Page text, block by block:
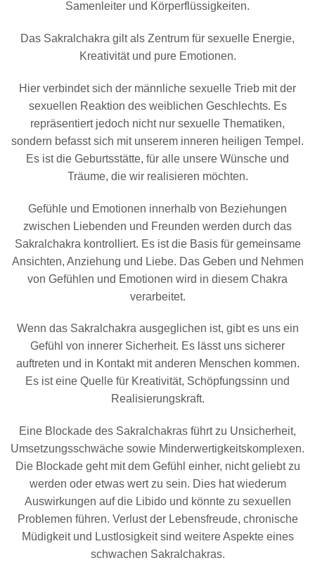
Samenleiter und Körperflüssigkeiten.
Das Sakralchakra gilt als Zentrum für sexuelle Energie,
Kreativität und pure Emotionen.
Hier verbindet sich der männliche sexuelle Trieb mit der
sexuellen Reaktion des weiblichen Geschlechts. Es
repräsentiert jedoch nicht nur sexuelle Thematiken,
sondern befasst sich mit unserem inneren heiligen Tempel.
Es ist die Geburtsstätte, für alle unsere Wünsche und
Träume, die wir realisieren möchten.
Gefühle und Emotionen innerhalb von Beziehungen
zwischen Liebenden und Freunden werden durch das
Sakralchakra kontrolliert. Es ist die Basis für gemeinsame
Ansichten, Anziehung und Liebe. Das Geben und Nehmen
von Gefühlen und Emotionen wird in diesem Chakra
verarbeitet.
Wenn das Sakralchakra ausgeglichen ist, gibt es uns ein
Gefühl von innerer Sicherheit. Es lässt uns sicherer
auftreten und in Kontakt mit anderen Menschen kommen.
Es ist eine Quelle für Kreativität, Schöpfungssinn und
Realisierungskraft.
Eine Blockade des Sakralchakras führt zu Unsicherheit,
Umsetzungsschwäche sowie Minderwertigkeitskomplexen.
Die Blockade geht mit dem Gefühl einher, nicht geliebt zu
werden oder etwas wert zu sein. Dies hat wiederum
Auswirkungen auf die Libido und könnte zu sexuellen
Problemen führen. Verlust der Lebensfreude, chronische
Müdigkeit und Lustlosigkeit sind weitere Aspekte eines
schwachen Sakralchakras.